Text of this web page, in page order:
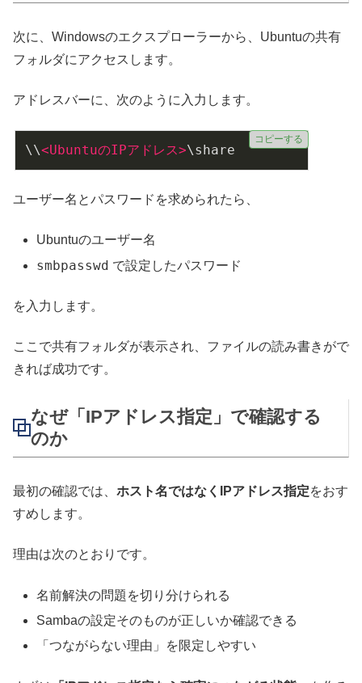
次に、Windowsのエクスプローラーから、Ubuntuの共有
フォルダにアクセスします。
アドレスバーに、次のように入力します。
\\<UbuntuのIPアドレス>\share
コピーする
ユーザー名とパスワードを求められたら、
Ubuntuのユーザー名
smbpasswd で設定したパスワード
を入力します。
ここで共有フォルダが表示され、ファイルの読み書きがで
きれば成功です。
なぜ「IPアドレス指定」で確認する
のか
最初の確認では、 ホスト名ではなくIPアドレス指定をおす
すめします。
理由は次のとおりです。
名前解決の問題を切り分けられる
Sambaの設定そのものが正しいか確認できる
「つながらない理由」を限定しやすい